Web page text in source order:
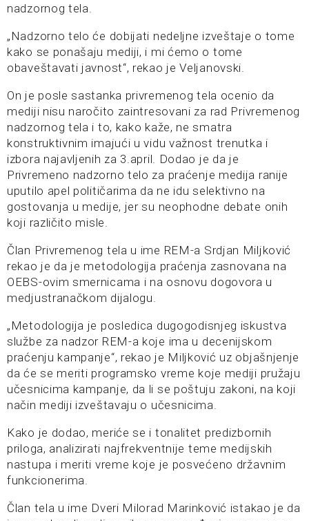
nadzornog tela.
„Nadzorno telo će dobijati nedeljne izveštaje o tome
kako se ponašaju mediji, i mi ćemo o tome
obaveštavati javnost“, rekao je Veljanovski.
On je posle sastanka privremenog tela ocenio da
mediji nisu naročito zaintresovani za rad Privremenog
nadzornog tela i to, kako kaže, ne smatra
konstruktivnim imajući u vidu važnost trenutka i
izbora najavljenih za 3.april. Dodao je da je
Privremeno nadzorno telo za praćenje medija ranije
uputilo apel političarima da ne idu selektivno na
gostovanja u medije, jer su neophodne debate onih
koji različito misle.
Član Privremenog tela u ime REM-a Srdjan Miljković
rekao je da je metodologija praćenja zasnovana na
OEBS-ovim smernicama i na osnovu dogovora u
medjustranačkom dijalogu.
„Metodologija je posledica dugogodisnjeg iskustva
službe za nadzor REM-a koje ima u decenijskom
praćenju kampanje“, rekao je Miljković uz objašnjenje
da će se meriti programsko vreme koje mediji pružaju
učesnicima kampanje, da li se poštuju zakoni, na koji
način mediji izveštavaju o učesnicima.
Kako je dodao, meriće se i tonalitet predizbornih
priloga, analizirati najfrekventnije teme medijskih
nastupa i meriti vreme koje je posvećeno državnim
funkcionerima.
Član tela u ime Dveri Milorad Marinković istakao je da